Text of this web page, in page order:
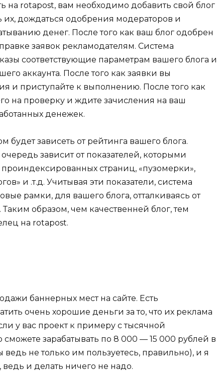
на rotapost, вам необходимо добавить свой блог
их, дождаться одобрения модераторов и
денег. После того как ваш блог одобрен
заявок рекламодателям. Система
соответствующие параметрам вашего блога и
аккаунта. После того как заявки вы
и приступайте к выполнению. После того как
на проверку и ждите зачисления на ваш
денежек.
будет зависеть от рейтинга вашего блога.
зависит от показателей, которыми
проиндексированных страниц, «пузомерки»,
и .т.д. Учитывая эти показатели, система
рамки, для вашего блога, отталкиваясь от
образом, чем качественней блог, тем
на rotapost.
баннерных мест на сайте. Есть
очень хорошие деньги за то, что их реклама
у вас проект к примеру с тысячной
зарабатывать по 8 000 — 15 000 рублей в
ведь не только им пользуетесь, правильно), и я
и делать ничего не надо.